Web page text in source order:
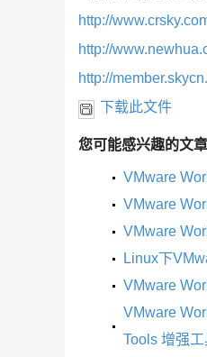
http://
http://
http://
下载此文件
您可能感兴趣的文
VMware
VMware
VMware
Linux下
VMware
VMware
Tools 增强